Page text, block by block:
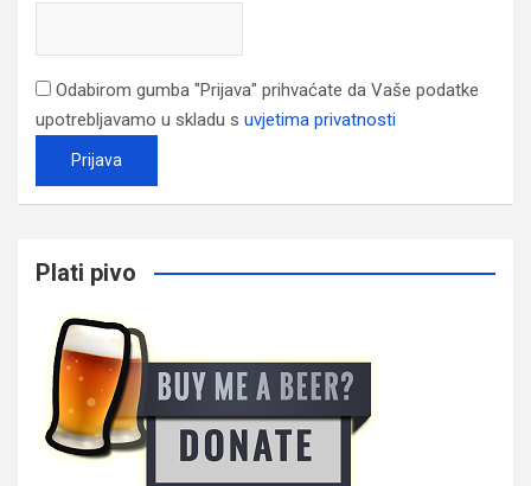
Odabirom gumba "Prijava" prihvaćate da Vaše podatke
upotrebljavamo u skladu s uvjetima privatnosti
Plati pivo